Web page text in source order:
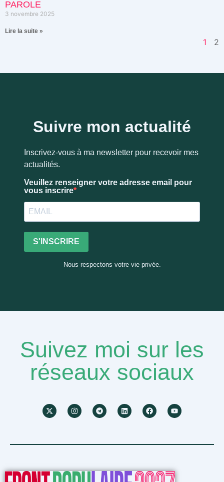
PAROLE
3 novembre 2025
Lire la suite »
1 2
Suivre mon actualité
Inscrivez-vous à ma newsletter pour recevoir mes
actualités.
Veuillez renseigner votre adresse email pour
vous inscrire
S'INSCRIRE
Nous respectons votre vie privée.
Suivez moi sur les
réseaux sociaux